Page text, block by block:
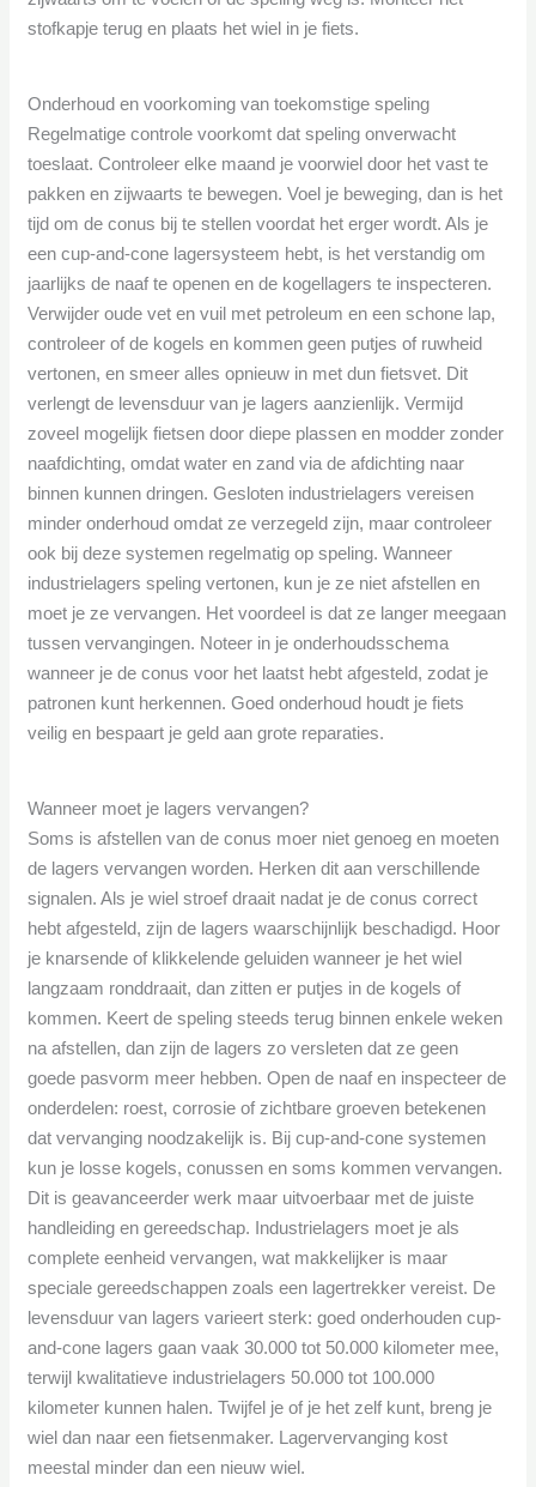
stofkapje terug en plaats het wiel in je fiets.
Onderhoud en voorkoming van toekomstige speling
Regelmatige controle voorkomt dat speling onverwacht
toeslaat. Controleer elke maand je voorwiel door het vast te
pakken en zijwaarts te bewegen. Voel je beweging, dan is het
tijd om de conus bij te stellen voordat het erger wordt. Als je
een cup-and-cone lagersysteem hebt, is het verstandig om
jaarlijks de naaf te openen en de kogellagers te inspecteren.
Verwijder oude vet en vuil met petroleum en een schone lap,
controleer of de kogels en kommen geen putjes of ruwheid
vertonen, en smeer alles opnieuw in met dun fietsvet. Dit
verlengt de levensduur van je lagers aanzienlijk. Vermijd
zoveel mogelijk fietsen door diepe plassen en modder zonder
naafdichting, omdat water en zand via de afdichting naar
binnen kunnen dringen. Gesloten industrielagers vereisen
minder onderhoud omdat ze verzegeld zijn, maar controleer
ook bij deze systemen regelmatig op speling. Wanneer
industrielagers speling vertonen, kun je ze niet afstellen en
moet je ze vervangen. Het voordeel is dat ze langer meegaan
tussen vervangingen. Noteer in je onderhoudsschema
wanneer je de conus voor het laatst hebt afgesteld, zodat je
patronen kunt herkennen. Goed onderhoud houdt je fiets
veilig en bespaart je geld aan grote reparaties.
Wanneer moet je lagers vervangen?
Soms is afstellen van de conus moer niet genoeg en moeten
de lagers vervangen worden. Herken dit aan verschillende
signalen. Als je wiel stroef draait nadat je de conus correct
hebt afgesteld, zijn de lagers waarschijnlijk beschadigd. Hoor
je knarsende of klikkelende geluiden wanneer je het wiel
langzaam ronddraait, dan zitten er putjes in de kogels of
kommen. Keert de speling steeds terug binnen enkele weken
na afstellen, dan zijn de lagers zo versleten dat ze geen
goede pasvorm meer hebben. Open de naaf en inspecteer de
onderdelen: roest, corrosie of zichtbare groeven betekenen
dat vervanging noodzakelijk is. Bij cup-and-cone systemen
kun je losse kogels, conussen en soms kommen vervangen.
Dit is geavanceerder werk maar uitvoerbaar met de juiste
handleiding en gereedschap. Industrielagers moet je als
complete eenheid vervangen, wat makkelijker is maar
speciale gereedschappen zoals een lagertrekker vereist. De
levensduur van lagers varieert sterk: goed onderhouden cup-
and-cone lagers gaan vaak 30.000 tot 50.000 kilometer mee,
terwijl kwalitatieve industrielagers 50.000 tot 100.000
kilometer kunnen halen. Twijfel je of je het zelf kunt, breng je
wiel dan naar een fietsenmaker. Lagervervanging kost
meestal minder dan een nieuw wiel.